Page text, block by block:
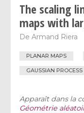
The scaling
maps with
DeArmand Riera
PLANAR MAPS
GAUSSIAN PROCESS
Apparaît dans la
Géométrie